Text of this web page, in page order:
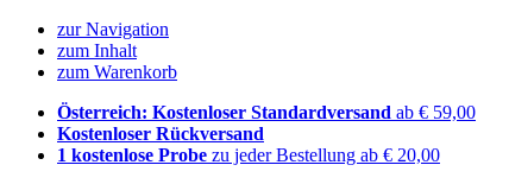
zur Navigation
zum Inhalt
zum Warenkorb
Österreich: Kostenloser Standardversand ab € 59,00
Kostenloser Rückversand
1 kostenlose Probe zu jeder Bestellung ab € 20,00